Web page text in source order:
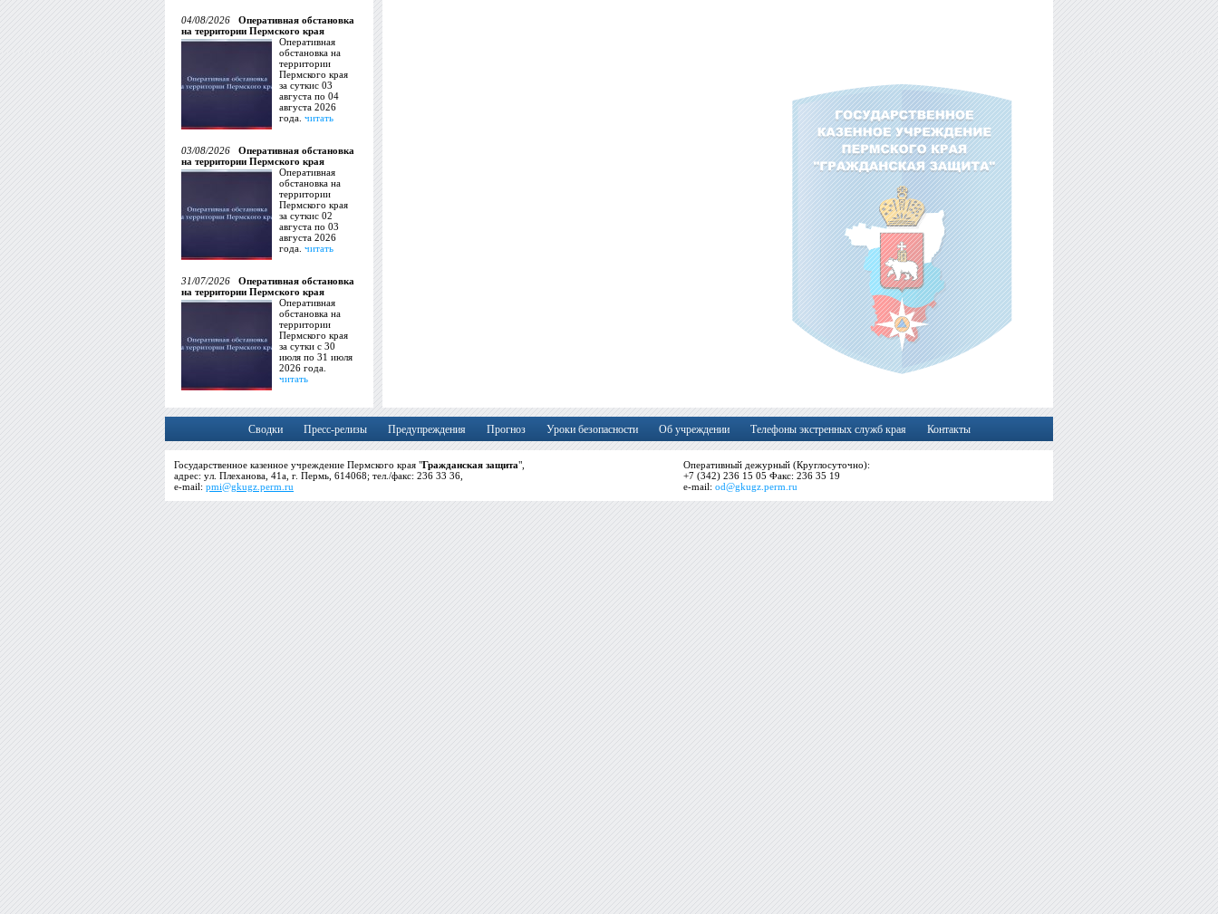
04/08/2026
Оперативная обстановка
на территории Пермского края
Оперативная
обстановка на
территории
Пермского края
за суткис 03
августа по 04
августа 2026
года. читать
03/08/2026
Оперативная обстановка
на территории Пермского края
Оперативная
обстановка на
территории
Пермского края
за суткис 02
августа по 03
августа 2026
года. читать
31/07/2026
Оперативная обстановка
на территории Пермского края
Оперативная
обстановка на
территории
Пермского края
за сутки с 30
июля по 31 июля
2026 года.
читать
Сводки Пресс-релизы Предупреждения Прогноз Уроки безопасности Об учреждении Телефоны экстренных служб края Контакты
Государственное казенное учреждение Пермского края "Гражданская защита",
адрес: ул. Плеханова, 41а, г. Пермь, 614068; тел./факс: 236 33 36,
e-mail: pmi@gkugz.perm.ru
Оперативный дежурный (Круглосуточно):
+7 (342) 236 15 05 Факс: 236 35 19
e-mail: od@gkugz.perm.ru